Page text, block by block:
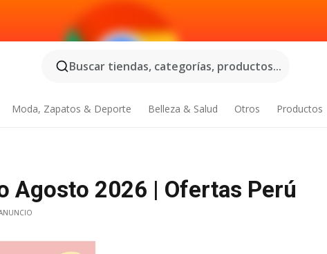
Buscar tiendas, categorías, productos...
Moda, Zapatos & Deporte Belleza & Salud Otros Productos
Agosto 2026 | Ofertas Perú